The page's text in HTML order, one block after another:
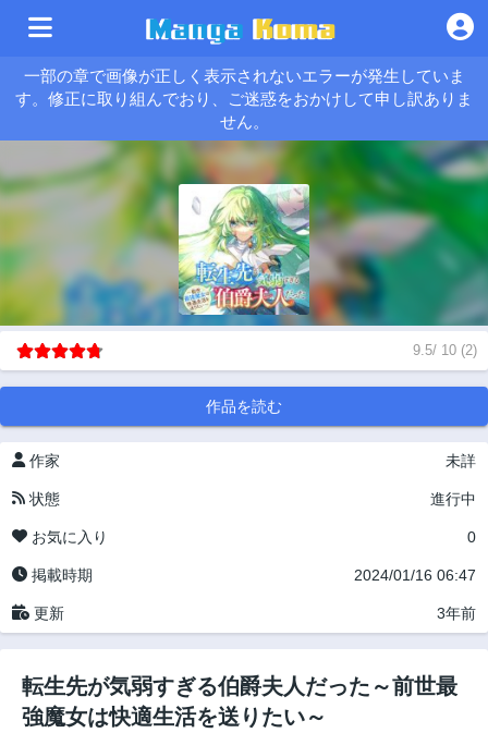
一部の章で画像が正しく表示されないエラーが発生していま
す。修正に取り組んでおり、ご迷惑をおかけして申し訳ありま
せん。
9.5/ 10 (2)
作品を読む
作家 未詳
状態 進行中
お気に入り 0
掲載時期 2024/01/16 06:47
更新 3年前
転生先が気弱すぎる伯爵夫人だった～前世最
強魔女は快適生活を送りたい～